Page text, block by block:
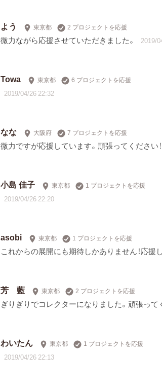
よう 東京都 2 プロジェクトを応援
微力ながら応援させていただきました。 2019/
Towa 東京都 6 プロジェクトを応援
2019/04/26 22:32
なな 大阪府 7 プロジェクトを応援
微力ですが応援しています。頑張ってください！
小島 佳子 東京都 1 プロジェクトを応援
2019/04/26 22:20
asobi 東京都 1 プロジェクトを応援
これからの展開にも期待しかありません！応援
芳 藍 東京都 2 プロジェクトを応援
ぎりぎりでコレクターになりました。頑張ってく
わいたん 東京都 1 プロジェクトを応援
2019/04/26 22:13